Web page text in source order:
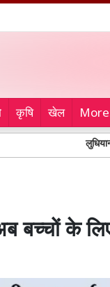
कृषि खेल
लुधियाना में
बच्चों के